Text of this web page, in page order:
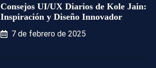
Consejos UI/UX Diarios de Kole Jain:
Inspiración y Diseño Innovador
7 de febrero de 2025